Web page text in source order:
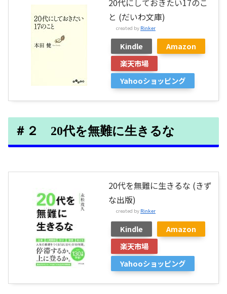
20代にしておきたい17のこ
と (だいわ文庫)
created by Rinker
Kindle
Amazon
楽天市場
Yahooショッピング
＃２ 20代を無難に生きるな
20代を無難に生きるな (きず
な出版)
created by Rinker
Kindle
Amazon
楽天市場
Yahooショッピング